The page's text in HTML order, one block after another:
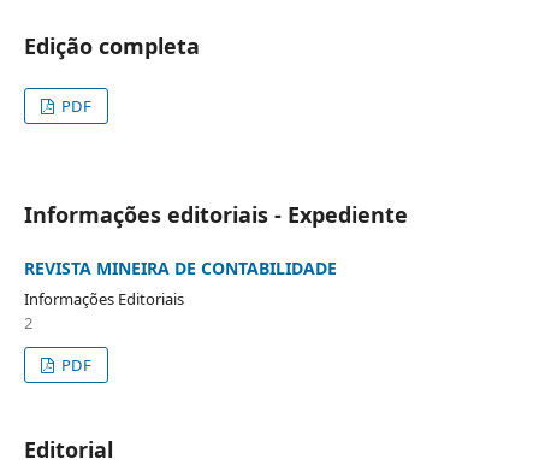
Edição completa
PDF
Informações editoriais - Expediente
REVISTA MINEIRA DE CONTABILIDADE
Informações Editoriais
2
PDF
Editorial